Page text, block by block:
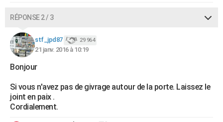
RÉPONSE 2 / 3
stf_jpd87 29 964
21 janv. 2016 à 10:19
Bonjour
Si vous n'avez pas de givrage autour de la porte. Laissez le
joint en paix .
Cordialement.